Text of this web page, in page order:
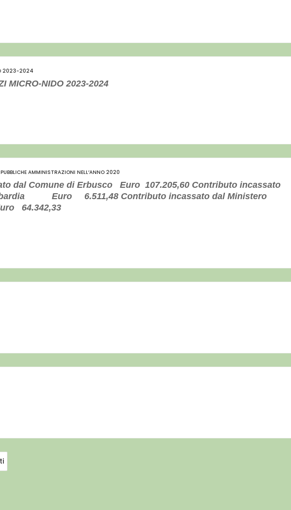
2023-2024
MICRO-NIDO 2023-2024
AMMINISTRAZIONI NELL’ANNO 2020
dal Comune di Erbusco Euro 107.205,60 Contributo incassato
Euro 6.511,48 Contributo incassato dal Ministero
Euro 64.342,33